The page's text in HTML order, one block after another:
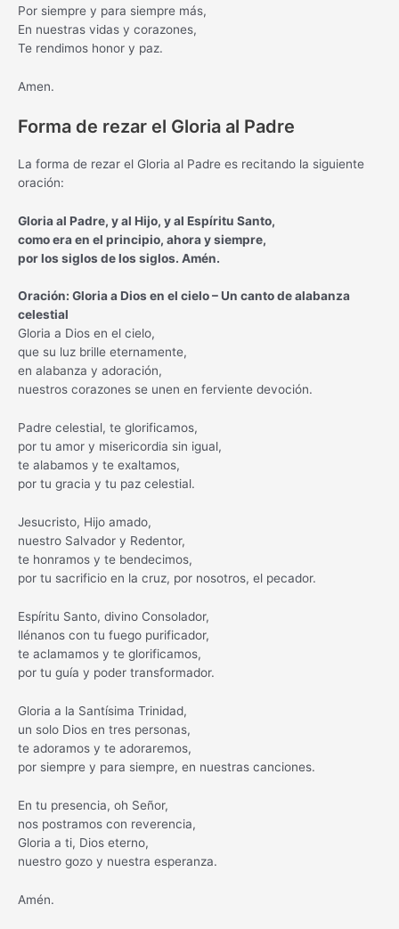
Por siempre y para siempre más,
En nuestras vidas y corazones,
Te rendimos honor y paz.
Amen.
Forma de rezar el Gloria al Padre
La forma de rezar el Gloria al Padre es recitando la siguiente
oración:
Gloria al Padre, y al Hijo, y al Espíritu Santo,
como era en el principio, ahora y siempre,
por los siglos de los siglos. Amén.
Oración: Gloria a Dios en el cielo – Un canto de alabanza
celestial
Gloria a Dios en el cielo,
que su luz brille eternamente,
en alabanza y adoración,
nuestros corazones se unen en ferviente devoción.
Padre celestial, te glorificamos,
por tu amor y misericordia sin igual,
te alabamos y te exaltamos,
por tu gracia y tu paz celestial.
Jesucristo, Hijo amado,
nuestro Salvador y Redentor,
te honramos y te bendecimos,
por tu sacrificio en la cruz, por nosotros, el pecador.
Espíritu Santo, divino Consolador,
llénanos con tu fuego purificador,
te aclamamos y te glorificamos,
por tu guía y poder transformador.
Gloria a la Santísima Trinidad,
un solo Dios en tres personas,
te adoramos y te adoraremos,
por siempre y para siempre, en nuestras canciones.
En tu presencia, oh Señor,
nos postramos con reverencia,
Gloria a ti, Dios eterno,
nuestro gozo y nuestra esperanza.
Amén.